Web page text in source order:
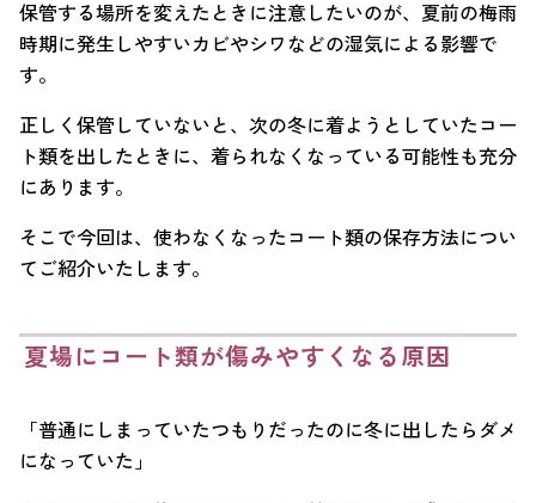
保管する場所を変えたときに注意したいのが、夏前の梅雨
時期に発生しやすいカビやシワなどの湿気による影響で
す。
正しく保管していないと、次の冬に着ようとしていたコー
ト類を出したときに、着られなくなっている可能性も充分
にあります。
そこで今回は、使わなくなったコート類の保存方法につい
てご紹介いたします。
夏場にコート類が傷みやすくなる原因
「普通にしまっていたつもりだったのに冬に出したらダメ
になっていた」